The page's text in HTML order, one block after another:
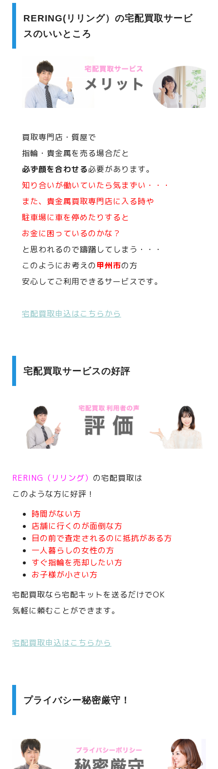
RERING(リリング）の宅配買取サービ
スのいいところ
買取専門店・質屋で
指輪・貴金属を売る場合だと
必ず顔を合わせる必要があります。
知り合いが働いていたら気まずい・・・
また、貴金属買取専門店に入る時や
駐車場に車を停めたりすると
お金に困っているのかな？
と思われるので躊躇してしまう・・・
このようにお考えの甲州市の方
安心してご利用できるサービスです。
宅配買取申込はこちらから
宅配買取サービスの好評
RERING（リリング） の宅配買取は
このような方に好評！
時間がない方
店舗に行くのが面倒な方
目の前で査定されるのに抵抗がある方
一人暮らしの女性の方
すぐ指輪を売却したい方
お子様が小さい方
宅配買取なら宅配キットを送るだけでOK
気軽に頼むことができます。
宅配買取申込はこちらから
プライバシー秘密厳守！